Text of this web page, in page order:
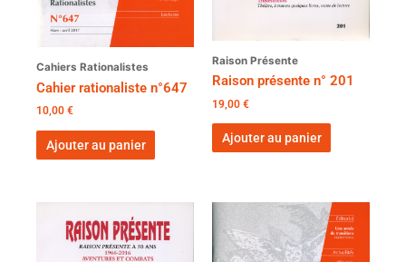
Cahiers Rationalistes
Cahier rationaliste n°647
10,00 €
Ajouter au panier
Raison Présente
Raison présente n° 201
19,00 €
Ajouter au panier